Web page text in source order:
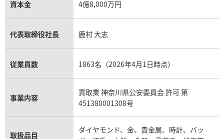
資本金 4億8,000万円
代表取締役社長 鹿村 大志
従業員数 1863名（2026年4月1日時点）
事業内容
買取業 神奈川県公安委員会 許可 第
451380001308号
取扱品目
ダイヤモンド、金、貴金属、時計、バッ